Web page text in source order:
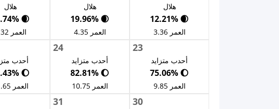
هلال
🌒 12.21%
العمر 3.36
هلال
🌒 19.96%
العمر 4.35
هلال
🌒 28.74%
العمر 5.32
23
أحدب متزايد
🌔 75.06%
العمر 9.85
24
أحدب متزايد
🌔 82.81%
العمر 10.75
أحدب
🌔 89.43%
العمر 11.65
30
31